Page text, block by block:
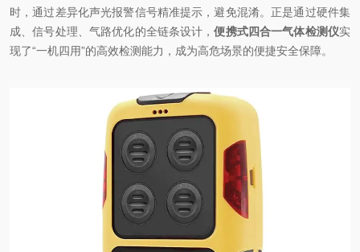
时，通过差异化声光报警信号精准提示，避免混淆。正是通过硬件集
成、信号处理、气路优化的全链条设计，便携式四合一气体检测仪实
现了“一机四用”的高效检测能力，成为高危场景的便捷安全保障。